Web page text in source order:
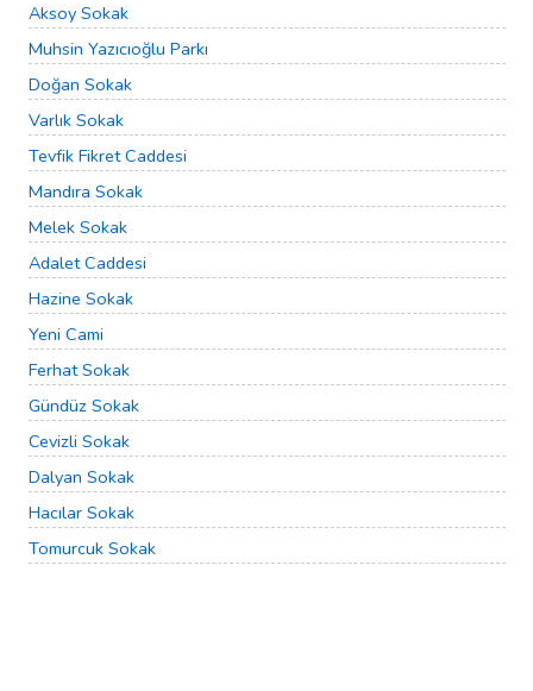
Aksoy Sokak
Muhsin Yazıcıoğlu Parkı
Doğan Sokak
Varlık Sokak
Tevfik Fikret Caddesi
Mandıra Sokak
Melek Sokak
Adalet Caddesi
Hazine Sokak
Yeni Cami
Ferhat Sokak
Gündüz Sokak
Cevizli Sokak
Dalyan Sokak
Hacılar Sokak
Tomurcuk Sokak